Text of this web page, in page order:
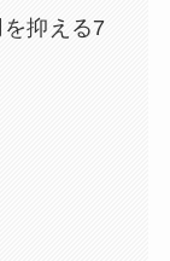
抑える7